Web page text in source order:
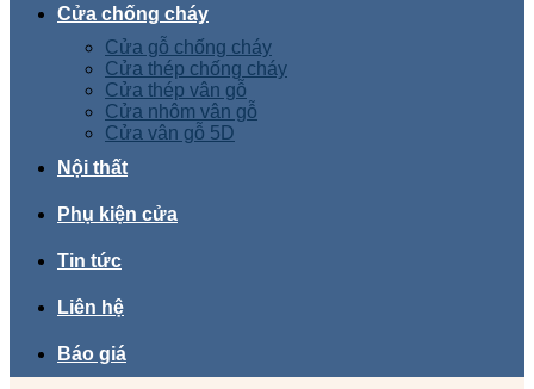
Cửa chống cháy
Cửa gỗ chống cháy
Cửa thép chống cháy
Cửa thép vân gỗ
Cửa nhôm vân gỗ
Cửa vân gỗ 5D
Nội thất
Phụ kiện cửa
Tin tức
Liên hệ
Báo giá